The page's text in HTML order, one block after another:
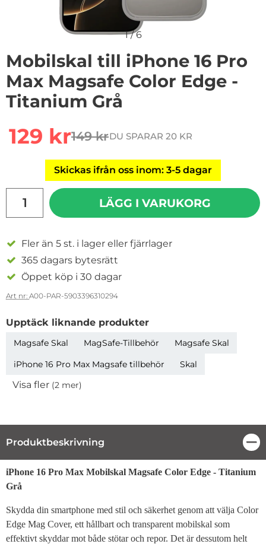
1/6
Mobilskal till iPhone 16 Pro
Max Magsafe Color Edge -
Titanium Grå
rea pris
129 krtidigare pris
149 krDU SPARAR 20 KR
Skickas ifrån oss inom: 3-5 dagar
LÄGG I VARUKORG
Fler än 5 st. i lager eller fjärrlager
365 dagars bytesrätt
Öppet köp i 30 dagar
Art nr: A00-PAR-5903396310294
Upptäck liknande produkter
Magsafe Skal MagSafe-Tillbehör
Magsafe Skal
iPhone 16 Pro Max Magsafe tillbehör
Skal
Visa fler (2 mer)
Produktbeskrivning
Produktbeskrivning
iPhone 16 Pro Max Mobilskal Magsafe Color Edge - Titanium
Grå
Skydda din smartphone med stil och säkerhet genom att välja Color
Edge Mag Cover, ett hållbart och transparent mobilskal som
effektivt skyddar mot både stötar och repor. Det är dessutom helt